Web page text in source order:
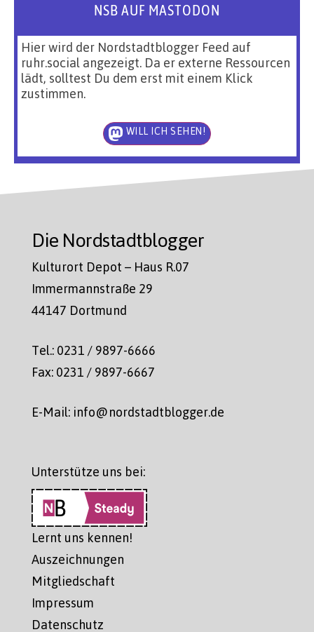
NSB AUF MASTODON
Hier wird der Nordstadtblogger Feed auf
ruhr.social angezeigt. Da er externe Ressourcen
lädt, solltest Du dem erst mit einem Klick
zustimmen.
WILL ICH SEHEN!
Die Nordstadtblogger
Kulturort Depot – Haus R.07
Immermannstraße 29
44147 Dortmund
Tel.: 0231 / 9897-6666
Fax: 0231 / 9897-6667
E-Mail: info@nordstadtblogger.de
Unterstütze uns bei:
Lernt uns kennen!
Auszeichnungen
Mitgliedschaft
Impressum
Datenschutz